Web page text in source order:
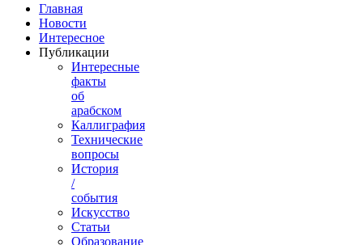
Главная
Новости
Интересное
Публикации
Интересные
факты
об
арабском
Каллиграфия
Технические
вопросы
История
/
события
Искусство
Статьи
Образование